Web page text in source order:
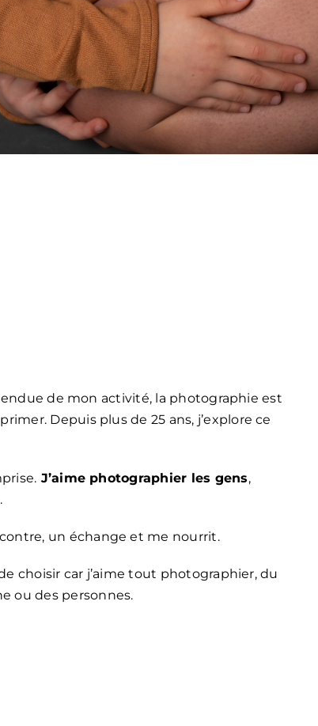
de mon activité, la photographie est
Depuis plus de 25 ans, j’explore ce
J’aime photographier les gens,
un échange et me nourrit.
choisir car j’aime tout photographier, du
ou des personnes.